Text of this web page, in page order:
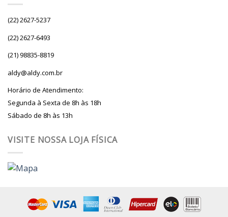
(22) 2627-5237
(22) 2627-6493
(21) 98835-8819
aldy@aldy.com.br
Horário de Atendimento:
Segunda à Sexta de 8h às 18h
Sábado de 8h às 13h
VISITE NOSSA LOJA FÍSICA